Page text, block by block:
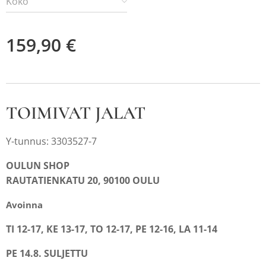
159,90 €
TOIMIVAT JALAT
Y-tunnus: 3303527-7
OULUN SHOP
RAUTATIENKATU 20, 90100 OULU
Avoinna
TI 12-17, KE 13-17, TO 12-17, PE 12-16, LA 11-14
PE 14.8. SULJETTU